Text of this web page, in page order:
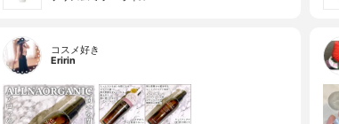
コスメ好き
Eririn